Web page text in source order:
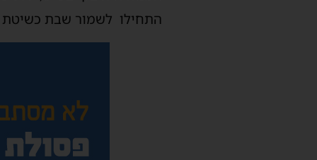
התחילו לשמור שבת כשיטת